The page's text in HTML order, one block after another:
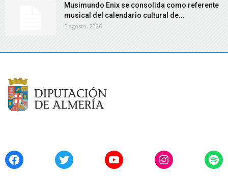
Musimundo Enix se consolida como referente
musical del calendario cultural de...
5 agosto, 2026
FacebookTwitter YouTubeInstagram